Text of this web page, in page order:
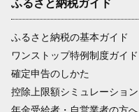
ふるさと納税ガイド
ふるさと納税の基本ガイド
ワンストップ特例制度ガイド
確定申告のしかた
控除上限額シミュレーション